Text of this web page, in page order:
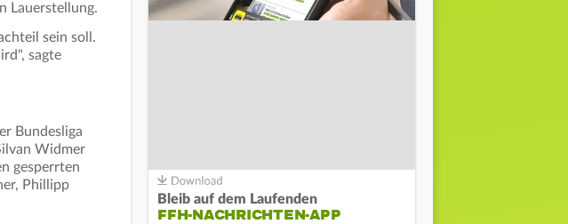
Lauerstellung.
sein soll.
sagte
Bundesliga
Widmer
gesperrten
Phillipp
Bleib auf dem Laufenden
FFH-NACHRICHTEN-APP